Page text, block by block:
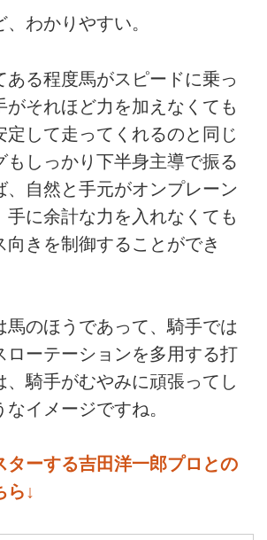
わかりやすい。
る程度馬がスピードに乗っ
がそれほど力を加えなくても
定して走ってくれるのと同じ
もしっかり下半身主導で振る
、自然と手元がオンプレーン
手に余計な力を入れなくても
向きを制御することができ
のほうであって、騎手では
ローテーションを多用する打
、騎手がむやみに頑張ってし
イメージですね。
ターする吉田洋一郎プロとの
ら↓